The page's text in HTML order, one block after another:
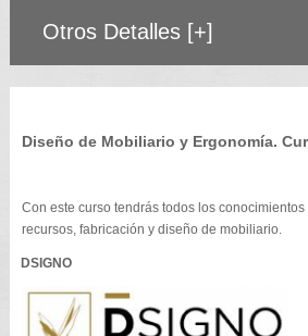
Otros Detalles [+]
Diseño de Mobiliario y Ergonomía.
Con este curso tendrás todos los
recursos, fabricación y diseño de mobiliario.
DSIGNO